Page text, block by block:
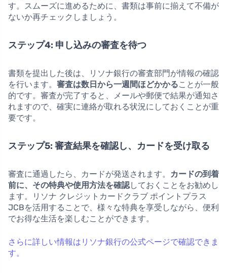
す。スムーズに進めるために、書類は事前に揃えて不備が
ないか再チェックしましょう。
ステップ4: 申し込みの審査を待つ
書類を提出した後は、リソナ銀行の審査部門が情報の確認
を行います。 審査は数日から一週間ほどかかることが一般
的です。審査が完了すると、メールや郵便で結果が通知さ
れますので、確実に連絡が取れる状況にしておくことが重
要です。
ステップ5: 審査結果を確認し、カードを受け取る
審査に通過したら、カードが発送されます。
カードの到着
前に、その特典や使用方法を確認しておくことをお勧めし
ます。リソナ クレジットカードクラブ ポイントプラス
JCBを活用することで、様々な特典を享受しながら、便利
でお得な生活を楽しむことができます。
さらに詳しい情報はリソナ銀行の公式ページで確認できま
す。